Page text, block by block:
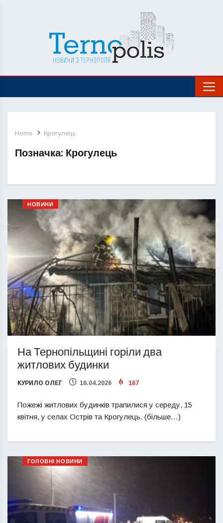
Home Крогулець
Позначка: Крогулець
НОВИНИ
На Тернопільщині горіли два
житлових будинки
КУРИЛО ОЛЕГ 16.04.2026 167
Пожежі житлових будинків трапилися у середу, 15
квітня, у селах Острів та Крогулець. (більше…)
ГОЛОВНІ НОВИНИ